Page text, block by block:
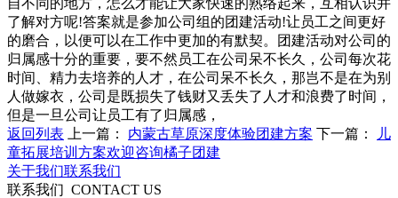
了解对方呢!答案就是参加公司组的团建活动!让员工之间更好
的磨合，以便可以在工作中更加的有默契。团建活动对公司的
归属感十分的重要，要不然员工在公司呆不长久，公司每次花
时间、精力去培养的人才，在公司呆不长久，那岂不是在为别
人做嫁衣，公司是既损失了钱财又丢失了人才和浪费了时间，
但是一旦公司让员工有了归属感，
返回列表
上一篇： 内蒙古草原深度体验团建方案 下一篇：
儿
童拓展培训方案欢迎咨询橘子团建
关于我们联系我们
联系我们 CONTACT US